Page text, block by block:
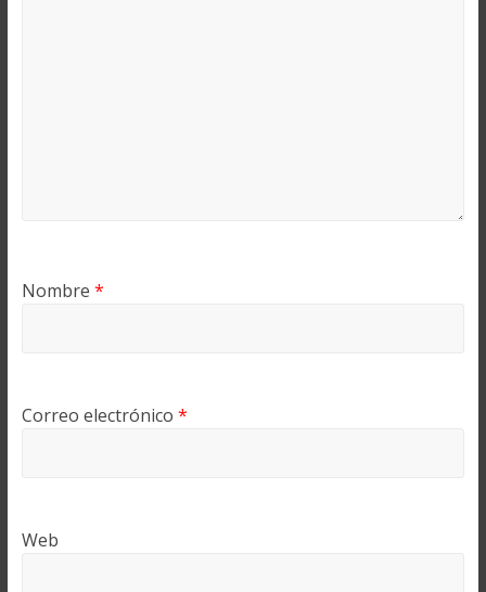
Nombre *
Correo electrónico *
Web